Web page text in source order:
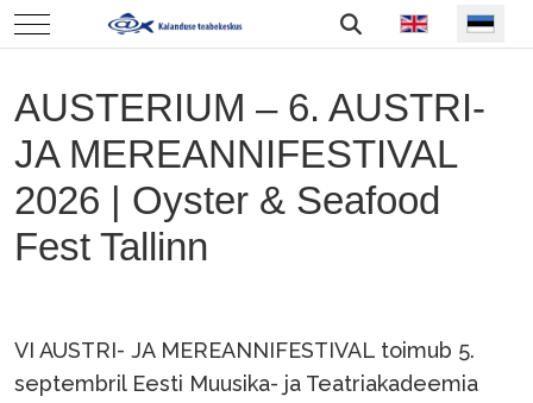
Mobile Menu Toggle Vali keel
AUSTERIUM – 6. AUSTRI-
JA MEREANNIFESTIVAL
2026 | Oyster & Seafood
Fest Tallinn
VI AUSTRI- JA MEREANNIFESTIVAL toimub 5.
septembril Eesti Muusika- ja Teatriakadeemia